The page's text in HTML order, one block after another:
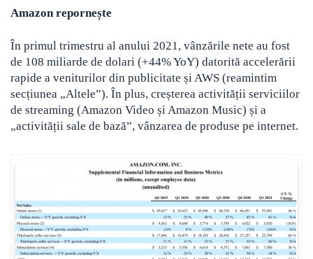
Amazon repornește
În primul trimestru al anului 2021, vânzările nete au fost
de 108 miliarde de dolari (+44% YoY) datorită accelerării
rapide a veniturilor din publicitate și AWS (reamintim
secțiunea „Altele”). În plus, creșterea activității serviciilor
de streaming (Amazon Video și Amazon Music) și a
„activității sale de bază”, vânzarea de produse pe internet.